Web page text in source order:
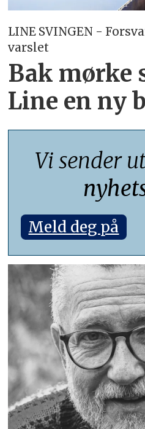
LINE SVINGEN -
varslet
Bak mørke
Line en ny
Vi sender
Meld deg på